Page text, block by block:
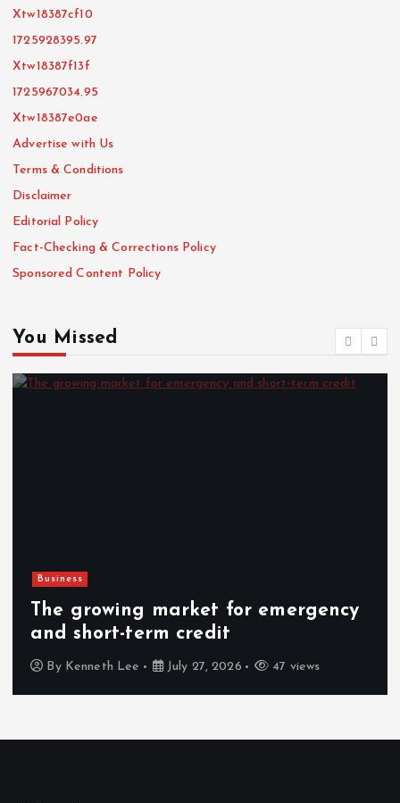
Xtw18387cf10
1725928395.97
Xtw18387f13f
1725967034.95
Xtw18387e0ae
Advertise with Us
Terms & Conditions
Disclaimer
Editorial Policy
Fact-Checking & Corrections Policy
Sponsored Content Policy
You Missed
market for emergency
term credit
Lee July 27, 2026 47 views
How